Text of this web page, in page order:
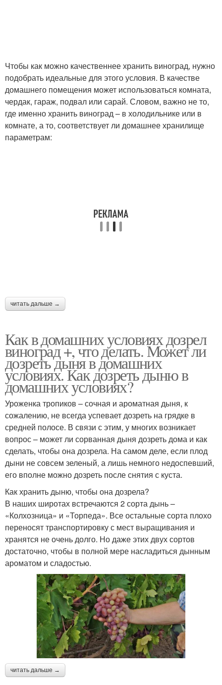
Вина из винограда Виноград при хранении
Желе из кислого
недозрелого винограда
Неспелый виноград
Чтобы как можно качественнее хранить виноград, нужно
подобрать идеальные для этого условия. В качестве
домашнего помещения может использоваться комната,
чердак, гараж, подвал или сарай. Словом, важно не то,
где именно хранить виноград – в холодильнике или в
комнате, а то, соответствует ли домашнее хранилище
параметрам:
читать дальше →
Как в домашних условиях дозрел
виноград +, что делать. Может ли
дозреть дыня в домашних
условиях. Как дозреть дыню в
домашних условиях?
Уроженка тропиков – сочная и ароматная дыня, к
сожалению, не всегда успевает дозреть на грядке в
средней полосе. В связи с этим, у многих возникает
вопрос – может ли сорванная дыня дозреть дома и как
сделать, чтобы она дозрела. На самом деле, если плод
дыни не совсем зеленый, а лишь немного недоспевший,
его вполне можно дозреть после снятия с куста.
Как хранить дыню, чтобы она дозрела?
В наших широтах встречаются 2 сорта дынь –
«Колхозница» и «Торпеда». Все остальные сорта плохо
переносят транспортировку с мест выращивания и
хранятся не очень долго. Но даже этих двух сортов
достаточно, чтобы в полной мере насладиться дынным
ароматом и сладостью.
читать дальше →